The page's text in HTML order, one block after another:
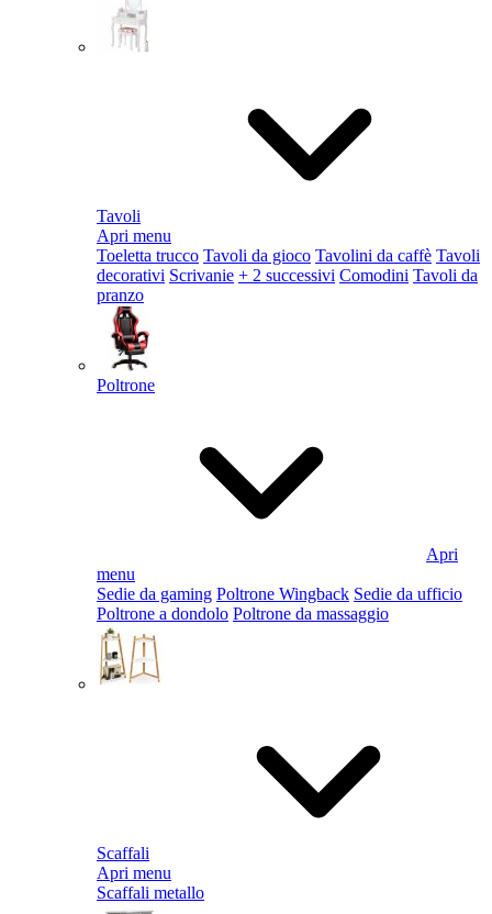
Tavoli
Apri menu
Toeletta trucco Tavoli da gioco Tavolini da caffè Tavoli
decorativi Scrivanie + 2 successivi Comodini Tavoli da
pranzo
Poltrone
Apri
menu
Sedie da gaming Poltrone Wingback Sedie da ufficio
Poltrone a dondolo Poltrone da massaggio
Scaffali
Apri menu
Scaffali metallo